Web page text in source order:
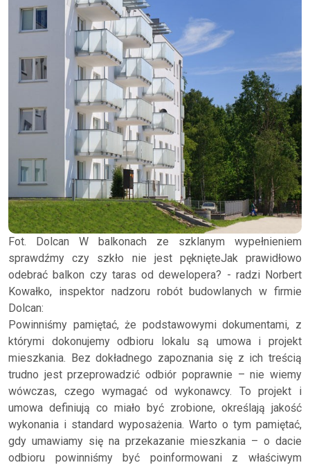
Fot. Dolcan W balkonach ze szklanym wypełnieniem
sprawdźmy czy szkło nie jest pęknięteJak prawidłowo
odebrać balkon czy taras od dewelopera? - radzi Norbert
Kowałko, inspektor nadzoru robót budowlanych w firmie
Dolcan:
Powinniśmy pamiętać, że podstawowymi dokumentami, z
którymi dokonujemy odbioru lokalu są umowa i projekt
mieszkania. Bez dokładnego zapoznania się z ich treścią
trudno jest przeprowadzić odbiór poprawnie – nie wiemy
wówczas, czego wymagać od wykonawcy. To projekt i
umowa definiują co miało być zrobione, określają jakość
wykonania i standard wyposażenia. Warto o tym pamiętać,
gdy umawiamy się na przekazanie mieszkania – o dacie
odbioru powinniśmy być poinformowani z właściwym